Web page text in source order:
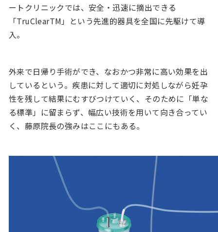
ートクリニックでは、安全・迅速に摘出できる
「TruClearTM」という先進的器具を全国に先駆けて導
入。
外来で日帰り手術ができ、なおかつ非常に高い効果を出
しているという。疾患に対して適切に対処しながら妊孕
性を残して結果にむすびつけていく、そのために「単な
る標準」に留まらず、幅広い技術を用いて向き合ってい
く、藤原院長の強みはここにもある。